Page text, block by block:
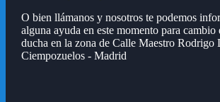
O bien llámanos y nosotros te podemos
alguna ayuda en este momento para cambio
ducha en la zona de Calle Maestro Rodrigo
Ciempozuelos - Madrid